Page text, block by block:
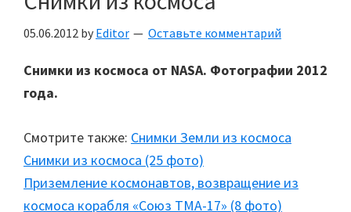
05.06.2012 by Editor Оставьте комментарий
Снимки из космоса от NASA. Фотографии 2012
года.
Смотрите также: Снимки Земли из космоса
Снимки из космоса (25 фото)
Приземление космонавтов, возвращение из
космоса корабля «Союз ТМА-17» (8 фото)